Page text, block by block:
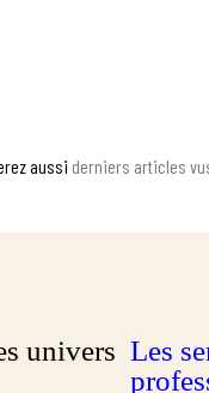
aussi derniers articles
univers Les